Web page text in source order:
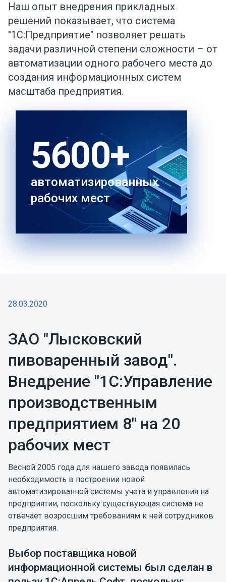
Наш опыт внедрения прикладных
решений показывает, что система
"1С:Предприятие" позволяет решать
задачи различной степени сложности – от
автоматизации одного рабочего места до
создания информационных систем
масштаба предприятия.
5600+
автоматизированных
рабочих мест
28.03.2020
ЗАО "Лысковский
пивоваренный завод".
Внедрение "1С:Управление
производственным
предприятием 8" на 20
рабочих мест
Весной 2005 года для нашего завода появилась
необходимость в построении новой
автоматизированной системы учета и управления на
предприятии, поскольку существующая система не
отвечает возросшим требованиям к ней сотрудников
предприятия.
Выбор поставщика новой
информационной системы был сделан в